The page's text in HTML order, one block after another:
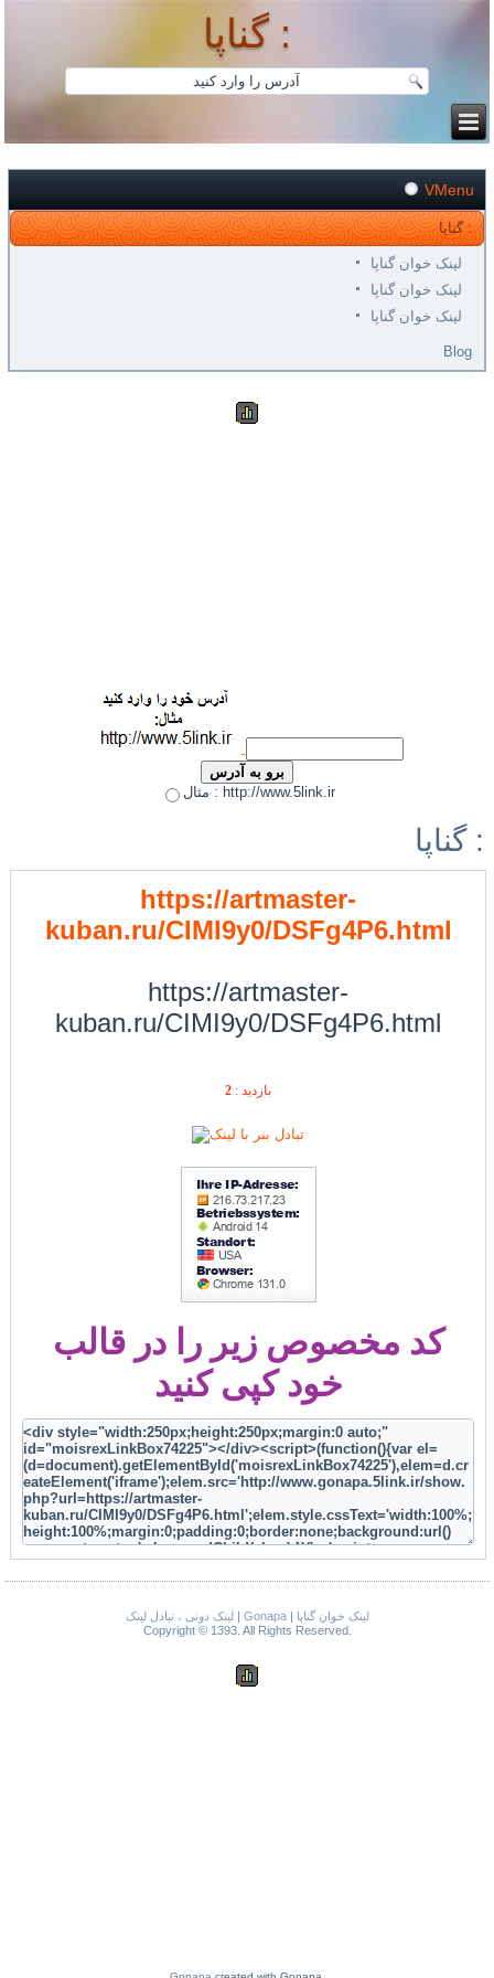
گناپا :
VMenu
گناپا :
لینک خوان گناپا
لینک خوان گناپا
لینک خوان گناپا
Blog
مثال : http://www.5link.ir
گناپا :
https://artmaster-
kuban.ru/CIMI9y0/DSFg4P6.html
https://artmaster-
kuban.ru/CIMI9y0/DSFg4P6.html
بازديد : 2
کد مخصوص زیر را در قالب
خود کپی کنید
لینک دونی ، تبادل لینک| Gonapa|
لینک خوان گناپا
Copyright © 1393. All Rights Reserved.